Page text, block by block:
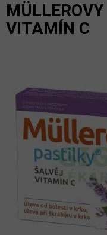
VITAMÍN C